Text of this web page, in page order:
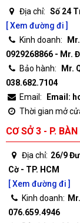
Địa chỉ: Số 24
[ Xem đường đi ]
Kinh doanh:
0929268866 - Mr.
Bảo hành:
Mr.
038.682.7104
Email:
Email:
Thời gian mở
CƠ SỞ 3 - P.
Địa chỉ: 26/9
Cờ - TP. HCM
[ Xem đường đi ]
Kinh doanh:
076.659.4946